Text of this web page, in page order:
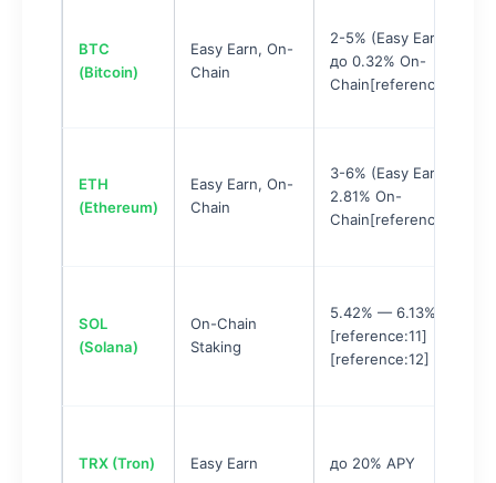
BTC
(Bitcoin)
Easy Earn, On-
Chain
2-5% (Easy Earn),
до 0.32% On-
Chain[reference:9]
ETH
(Ethereum)
Easy Earn, On-
Chain
3-6% (Easy Earn),
2.81% On-
Chain[reference:10]
SOL
(Solana)
On-Chain
Staking
5.42% — 6.13%
[reference:11]
[reference:12]
TRX (Tron) Easy Earn до 20% APY